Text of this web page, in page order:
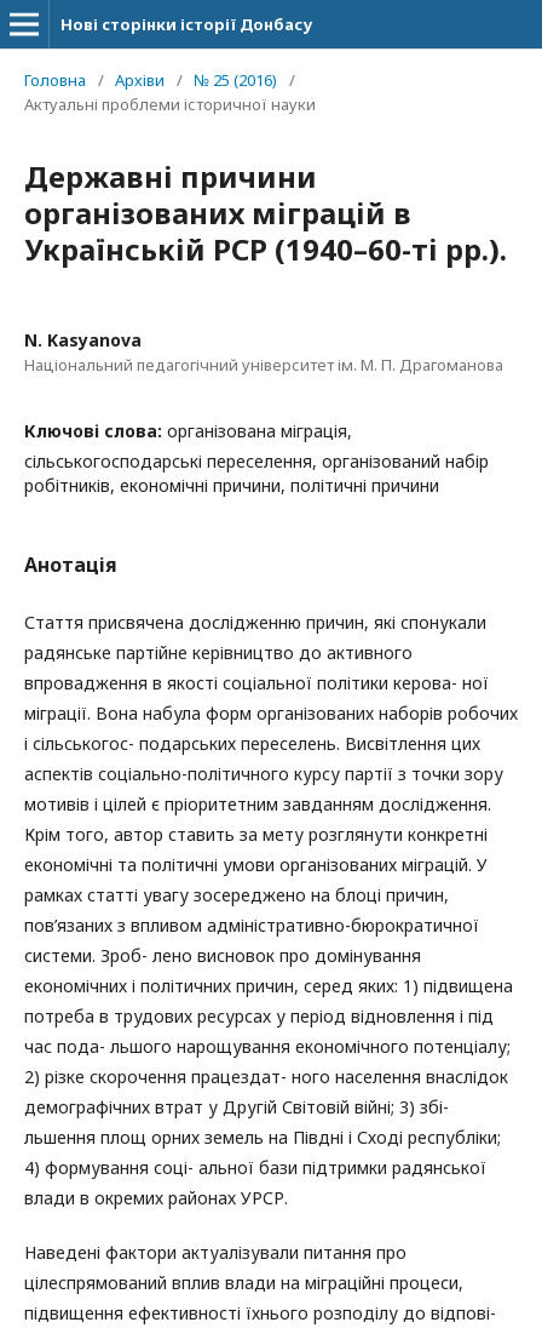
Нові сторінки історії Донбасу
Головна / Архіви / № 25 (2016)
/
Актуальні проблеми історичної науки
Державні причини
організованих міграцій в
Українській РСР (1940–60-ті рр.).
N. Kasyanova
Національний педагогічний університет ім. М. П. Драгоманова
Ключові слова: організована міграція,
сільськогосподарські переселення, організований набір
робітників, економічні причини, політичні причини
Анотація
Стаття присвячена дослідженню причин, які спонукали
радянське партійне керівництво до активного
впровадження в якості соціальної політики керова- ної
міграції. Вона набула форм організованих наборів робочих
і сільськогос- подарських переселень. Висвітлення цих
аспектів соціально-політичного курсу партії з точки зору
мотивів і цілей є пріоритетним завданням дослідження.
Крім того, автор ставить за мету розглянути конкретні
економічні та політичні умови організованих міграцій. У
рамках статті увагу зосереджено на блоці причин,
пов’язаних з впливом адміністративно-бюрократичної
системи. Зроб- лено висновок про домінування
економічних і політичних причин, серед яких: 1) підвищена
потреба в трудових ресурсах у період відновлення і під
час пода- льшого нарощування економічного потенціалу;
2) різке скорочення працездат- ного населення внаслідок
демографічних втрат у Другій Світовій війні; 3) збі-
льшення площ орних земель на Півдні і Сході республіки;
4) формування соці- альної бази підтримки радянської
влади в окремих районах УРСР.
Наведені фактори актуалізували питання про
цілеспрямований вплив влади на міграційні процеси,
підвищення ефективності їхнього розподілу до відпові-